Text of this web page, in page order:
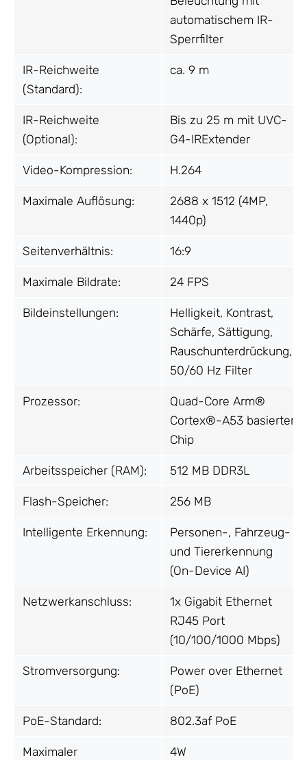
automatischem IR-
Sperrfilter
IR-Reichweite
(Standard):
ca. 9 m
IR-Reichweite
(Optional):
Bis zu 25 m mit UVC-
G4-IRExtender
Video-Kompression: H.264
Maximale Auflösung:
2688 x 1512 (4MP,
1440p)
Seitenverhältnis: 16:9
Maximale Bildrate: 24 FPS
Bildeinstellungen:
Helligkeit, Kontrast,
Schärfe, Sättigung,
Rauschunterdrückung,
50/60 Hz Filter
Prozessor:
Quad-Core Arm®
Cortex®-A53 basierter
Chip
Arbeitsspeicher (RAM): 512 MB DDR3L
Flash-Speicher: 256 MB
Intelligente Erkennung:
Personen-, Fahrzeug-
und Tiererkennung
(On-Device AI)
Netzwerkanschluss:
1x Gigabit Ethernet
RJ45 Port
(10/100/1000 Mbps)
Stromversorgung:
Power over Ethernet
(PoE)
PoE-Standard: 802.3af PoE
Maximaler
4W